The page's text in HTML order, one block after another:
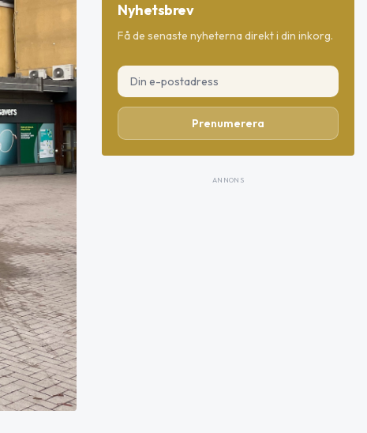
Nyhetsbrev
Få de senaste nyheterna direkt i din inkorg.
Prenumerera
ANNONS